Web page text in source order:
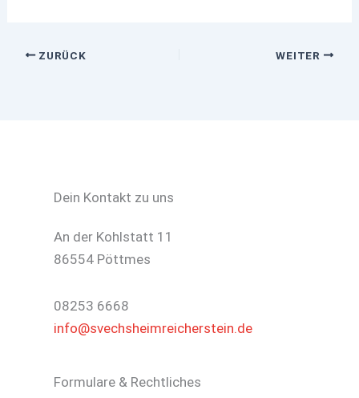
ZURÜCK WEITER
Dein Kontakt zu uns
An der Kohlstatt 11
86554 Pöttmes
08253 6668
info@svechsheimreicherstein.de
Formulare & Rechtliches